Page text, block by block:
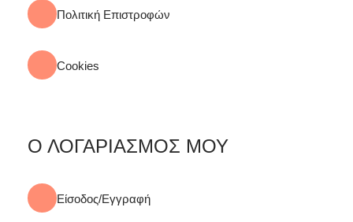
Πολιτική Επιστροφών
Cookies
Ο ΛΟΓΑΡΙΑΣΜΟΣ ΜΟΥ
Είσοδος/Εγγραφή